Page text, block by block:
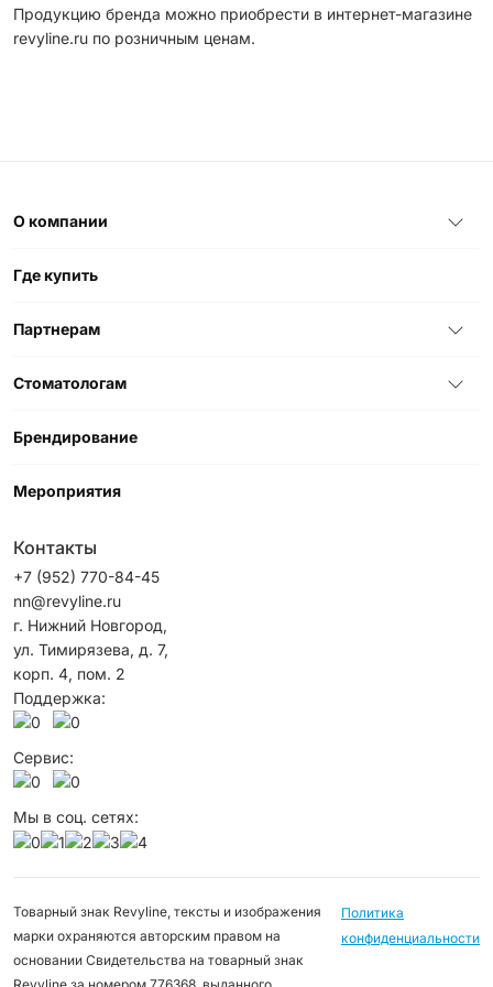
Продукцию бренда можно приобрести в интернет-магазине
revyline.ru по розничным ценам.
О компании
Где купить
Партнерам
Стоматологам
Брендирование
Мероприятия
Контакты
+7 (952) 770-84-45
nn@revyline.ru
г. Нижний Новгород,
ул. Тимирязева, д. 7,
корп. 4, пом. 2
Поддержка:
Сервис:
Мы в соц. сетях:
Товарный знак Revyline, тексты и изображения
марки охраняются авторским правом на
основании Свидетельства на товарный знак
Политика
конфиденциальности